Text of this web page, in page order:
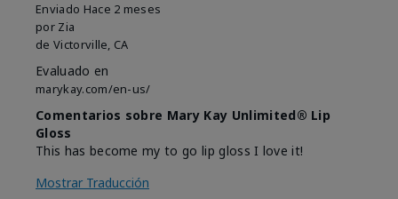
Enviado Hace 2 meses
por Zia
de Victorville, CA
Evaluado en
marykay.com/en-us/
Comentarios sobre Mary Kay Unlimited® Lip
Gloss
This has become my to go lip gloss I love it!
Mostrar Traducción